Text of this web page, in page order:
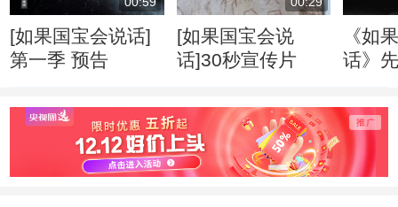
[如果国宝会说话]
第一季 预告
[如果国宝会说
话]30秒宣传片
《如
话》